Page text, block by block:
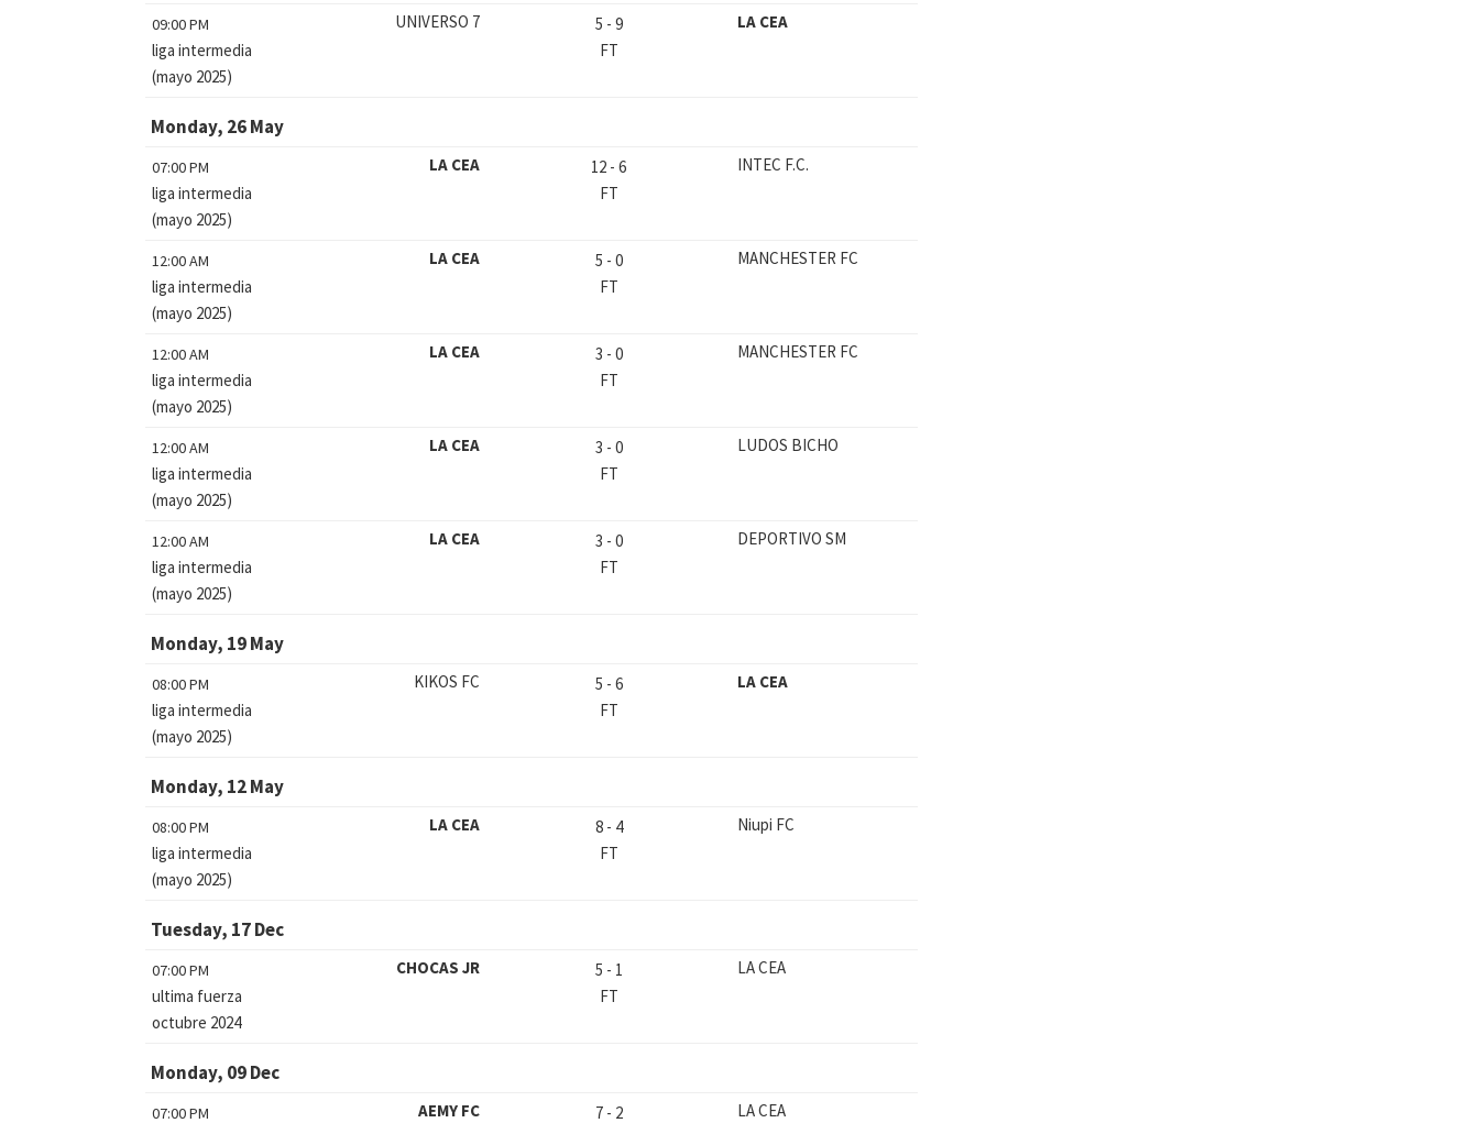
09:00 PM
liga intermedia
(mayo 2025)
UNIVERSO 7 5 - 9
FT
LA CEA
Monday, 26 May
07:00 PM
liga intermedia
(mayo 2025)
LA CEA 12 - 6
FT
INTEC F.C.
12:00 AM
liga intermedia
(mayo 2025)
LA CEA 5 - 0
FT
MANCHESTER FC
12:00 AM
liga intermedia
(mayo 2025)
LA CEA 3 - 0
FT
MANCHESTER FC
12:00 AM
liga intermedia
(mayo 2025)
LA CEA 3 - 0
FT
LUDOS BICHO
12:00 AM
liga intermedia
(mayo 2025)
LA CEA 3 - 0
FT
DEPORTIVO SM
Monday, 19 May
08:00 PM
liga intermedia
(mayo 2025)
KIKOS FC 5 - 6
FT
LA CEA
Monday, 12 May
08:00 PM
liga intermedia
(mayo 2025)
LA CEA 8- 4
FT
Niupi FC
Tuesday, 17 Dec
07:00 PM
ultima fuerza
octubre 2024
CHOCAS JR 5 - 1
FT
LA CEA
Monday, 09 Dec
07:00 PM AEMY FC 7- 2
LA CEA